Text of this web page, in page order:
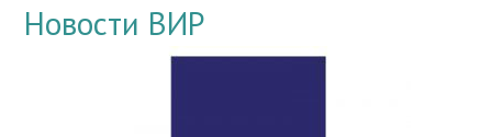
Новости ВИР